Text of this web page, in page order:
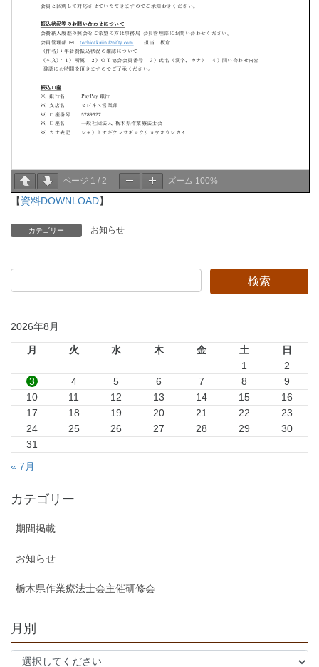
ページ 1 / 2 ズーム 100%
【資料DOWNLOAD】
カテゴリー お知らせ
2026年8月
月 火 水 木 金 土
日
1
2
3
4 5 6 7 8
9
10
11 12 13 14 15
16
17
18 19 20 21 22
23
24
25 26 27 28 29
30
31
« 7月
カテゴリー
期間掲載
お知らせ
栃木県作業療法士会主催研修会
月別